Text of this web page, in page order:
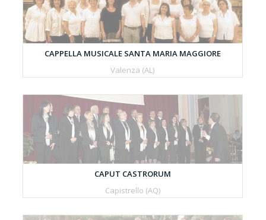
CAPPELLA MUSICALE SANTA MARIA MAGGIORE
Valenza (AL)
CAPUT CASTRORUM
Capistrello (AQ)